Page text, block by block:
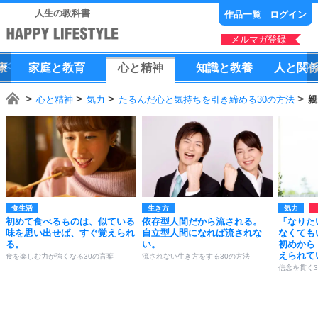
人生の教科書 作品一覧 ログイン
メルマガ登録
家庭と教育 心と精神 知識と教養 人 と 関
心と精神 気力 たるんだ心と気持ちを引き締める30の方法
食生活
初めて食べるものは、似ている
味を思い出せば、すぐ覚えられ
る。
食を楽しむ力が強くなる30の言葉
生き方
依存型人間だから流される。
自立型人間になれば流されな
い。
流されない生き方をする30の方法
気力
「なり
なくても
初めから
えられて
信念を貫く